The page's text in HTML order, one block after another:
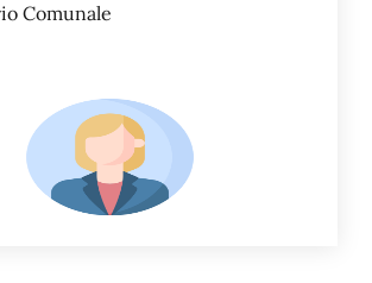
Comunale